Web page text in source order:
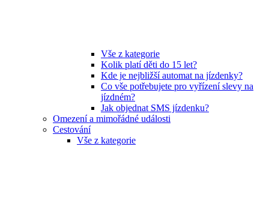
Vše z kategorie
Kolik platí děti do 15 let?
Kde je nejbližší automat na jízdenky?
Co vše potřebujete pro vyřízení slevy na
jízdném?
Jak objednat SMS jízdenku?
Omezení a mimořádné události
Cestování
Vše z kategorie